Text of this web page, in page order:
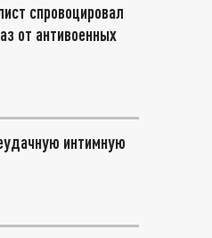
спровоцировал
от антивоенных
интимную